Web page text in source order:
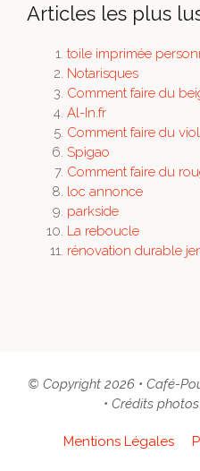
Articles les plus
toile imprimée
Notarisques
Comment faire du
Al-In.fr
Comment faire du
Spigao
Comment faire du
loc annonce
parkside
La reboucle
rénovation durable
© Copyright 2026 • Café-
• Crédits
Mentions Légales